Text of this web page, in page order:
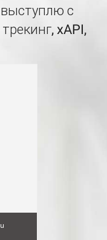
с
xAPI,